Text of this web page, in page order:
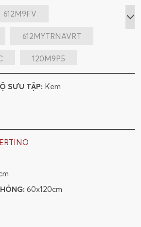
612M9FV
612MYTRNAVRT
120M9P5
SƯU TẬP: Kem
60x120cm